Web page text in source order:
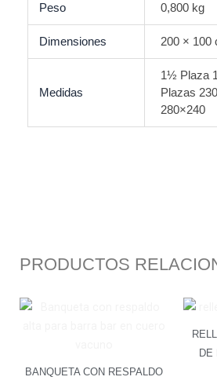
Peso 0,800 kg
Dimensiones 200 × 100
Medidas
1½ Plaza
Plazas
280×240
PRODUCTOS
BANQUETA CON RESPALDO
DE